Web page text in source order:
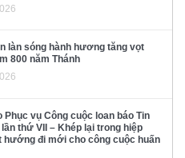
làn sóng hành hương tăng vọt
800 năm Thánh
Phục vụ Công cuộc loan báo Tin
thứ VII – Khép lại trong hiệp
hướng đi mới cho công cuộc huấn